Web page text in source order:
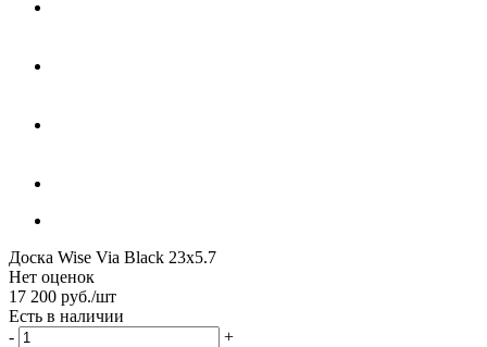
Доска Wise Via Black 23x5.7
Нет оценок
17 200 руб./шт
Есть в наличии
-
+